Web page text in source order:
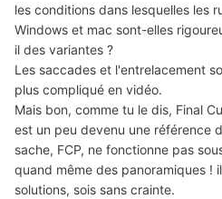
les conditions dans lesquelles les
Windows et mac sont-elles
il des variantes ?
Les saccades et l'entrelacement
plus compliqué en vidéo.
Mais bon, comme tu le dis, Final
est un peu devenu une référence
sache, FCP, ne fonctionne pas
quand même des panoramiques !
solutions, sois sans crainte.